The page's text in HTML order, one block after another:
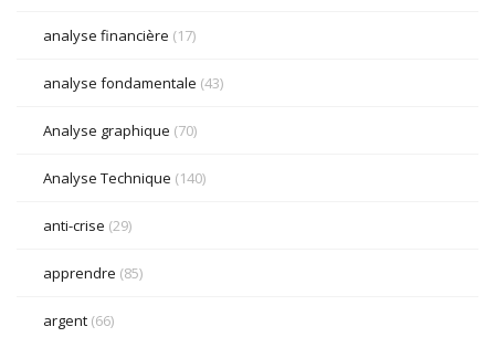
analyse financière (17)
analyse fondamentale (43)
Analyse graphique (70)
Analyse Technique (140)
anti-crise (29)
apprendre (85)
argent (66)